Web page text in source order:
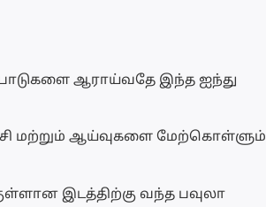
ஆராய்வதே இந்த ஐந்து
மற்றும் ஆய்வுகளை மேற்கொள்ளும்
இடத்திற்கு வந்த பவுலா